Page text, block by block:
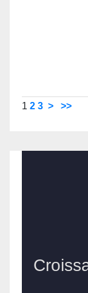
1 2 3 > >>